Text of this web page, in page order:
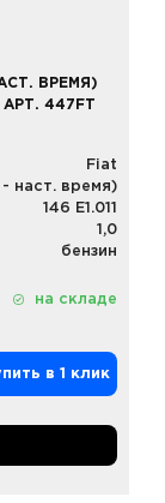
ВРЕМЯ)
АРТ. 447FT
Fiat
- наст. время)
146 E1.011
1,0
бензин
на складе
в 1 клик